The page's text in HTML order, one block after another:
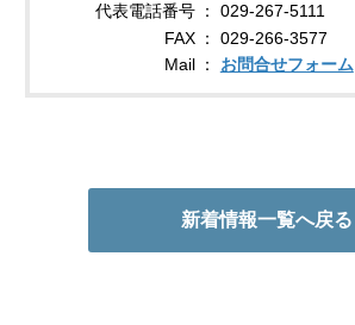
代表電話番号
029-267-5111
FAX
029-266-3577
Mail
お問合せフォーム
新着情報一覧へ戻る